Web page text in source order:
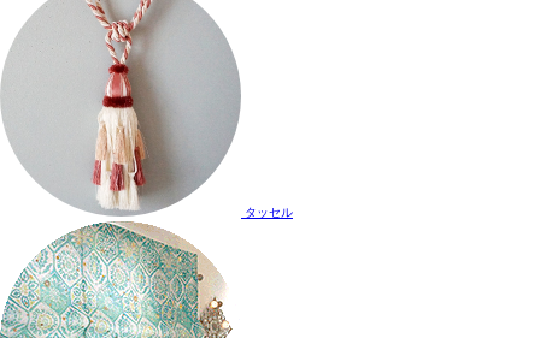
タッセル